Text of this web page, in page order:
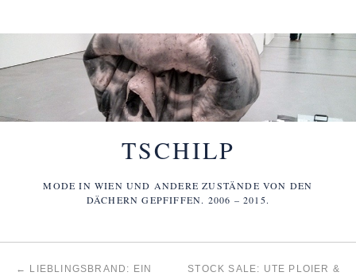
TSCHILP
MODE IN WIEN UND ANDERE ZUSTÄNDE VON DEN
DÄCHERN GEPFIFFEN. 2006 – 2015.
← LIEBLINGSBRAND: EIN
STOCK SALE: UTE PLOIER &